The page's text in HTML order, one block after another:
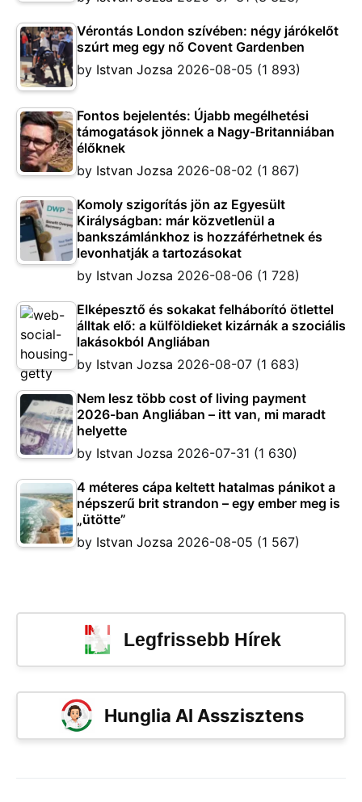
Vérontás London szívében: négy járókelőt
szúrt meg egy nő Covent Gardenben
by Istvan Jozsa 2026-08-05 (1 893)
Fontos bejelentés: Újabb megélhetési
támogatások jönnek a Nagy-Britanniában
élőknek
by Istvan Jozsa 2026-08-02 (1 867)
Komoly szigorítás jön az Egyesült
Királyságban: már közvetlenül a
bankszámlánkhoz is hozzáférhetnek és
levonhatják a tartozásokat
by Istvan Jozsa 2026-08-06 (1 728)
Elképesztő és sokakat felháborító ötlettel
álltak elő: a külföldieket kizárnák a szociális
lakásokból Angliában
by Istvan Jozsa 2026-08-07 (1 683)
Nem lesz több cost of living payment
2026-ban Angliában – itt van, mi maradt
helyette
by Istvan Jozsa 2026-07-31 (1 630)
4 méteres cápa keltett hatalmas pánikot a
népszerű brit strandon – egy ember meg is
„ütötte”
by Istvan Jozsa 2026-08-05 (1 567)
Legfrissebb Hírek
Hunglia AI Asszisztens